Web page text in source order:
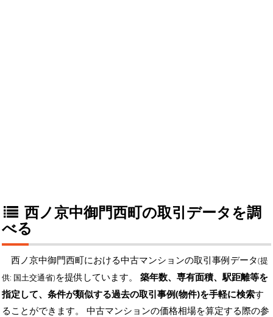
西ノ京中御門西町の取引データを調
べる
西ノ京中御門西町における中古マンションの取引事例データ(提
供: 国土交通省)を提供しています。 築年数、専有面積、駅距離等を
指定して、条件が類似する過去の取引事例(物件)を手軽に検索す
ることができます。 中古マンションの価格相場を算定する際の参